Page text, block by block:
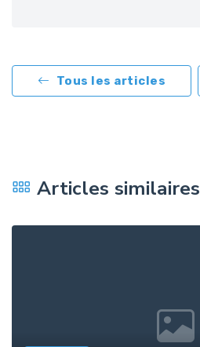
Tous les articles
Articles similaires